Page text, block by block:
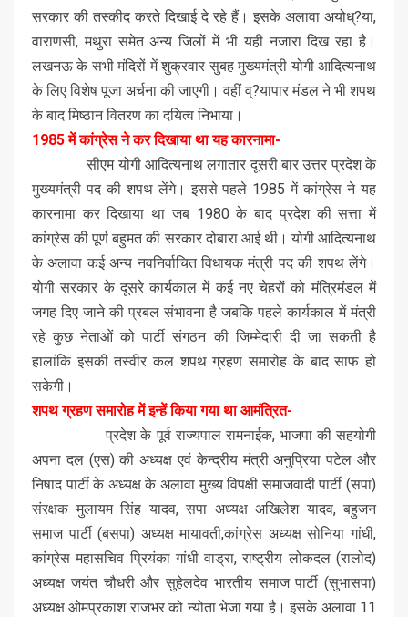
सरकार की तस्कीद करते दिखाई दे रहे हैं। इसके अलावा अयोध्?या,
वाराणसी, मथुरा समेत अन्य जिलों में भी यही नजारा दिख रहा है।
लखनऊ के सभी मंदिरों में शुक्रवार सुबह मुख्यमंत्री योगी आदित्यनाथ
के लिए विशेष पूजा अर्चना की जाएगी। वहीं व्?यापार मंडल ने भी शपथ
के बाद मिष्ठान वितरण का दयित्व निभाया।
1985 में कांग्रेस ने कर दिखाया था यह कारनामा-
सीएम योगी आदित्यनाथ लगातार दूसरी बार उत्तर प्रदेश के
मुख्यमंत्री पद की शपथ लेंगे। इससे पहले 1985 में कांग्रेस ने यह
कारनामा कर दिखाया था जब 1980 के बाद प्रदेश की सत्ता में
कांग्रेस की पूर्ण बहुमत की सरकार दोबारा आई थी। योगी आदित्यनाथ
के अलावा कई अन्य नवनिर्वाचित विधायक मंत्री पद की शपथ लेंगे।
योगी सरकार के दूसरे कार्यकाल में कई नए चेहरों को मंत्रिमंडल में
जगह दिए जाने की प्रबल संभावना है जबकि पहले कार्यकाल में मंत्री
रहे कुछ नेताओं को पार्टी संगठन की जिम्मेदारी दी जा सकती है
हालांकि इसकी तस्वीर कल शपथ ग्रहण समारोह के बाद साफ हो
सकेगी।
शपथ ग्रहण समारोह में इन्हें किया गया था आमंत्रित-
प्रदेश के पूर्व राज्यपाल रामनाईक, भाजपा की सहयोगी
अपना दल (एस) की अध्यक्ष एवं केन्द्रीय मंत्री अनुप्रिया पटेल और
निषाद पार्टी के अध्यक्ष के अलावा मुख्य विपक्षी समाजवादी पार्टी (सपा)
संरक्षक मुलायम सिंह यादव, सपा अध्यक्ष अखिलेश यादव, बहुजन
समाज पार्टी (बसपा) अध्यक्ष मायावती,कांग्रेस अध्यक्ष सोनिया गांधी,
कांग्रेस महासचिव प्रियंका गांधी वाड्रा, राष्ट्रीय लोकदल (रालोद)
अध्यक्ष जयंत चौधरी और सुहेलदेव भारतीय समाज पार्टी (सुभासपा)
अध्यक्ष ओमप्रकाश राजभर को न्योता भेजा गया है। इसके अलावा 11